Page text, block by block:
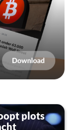
plots